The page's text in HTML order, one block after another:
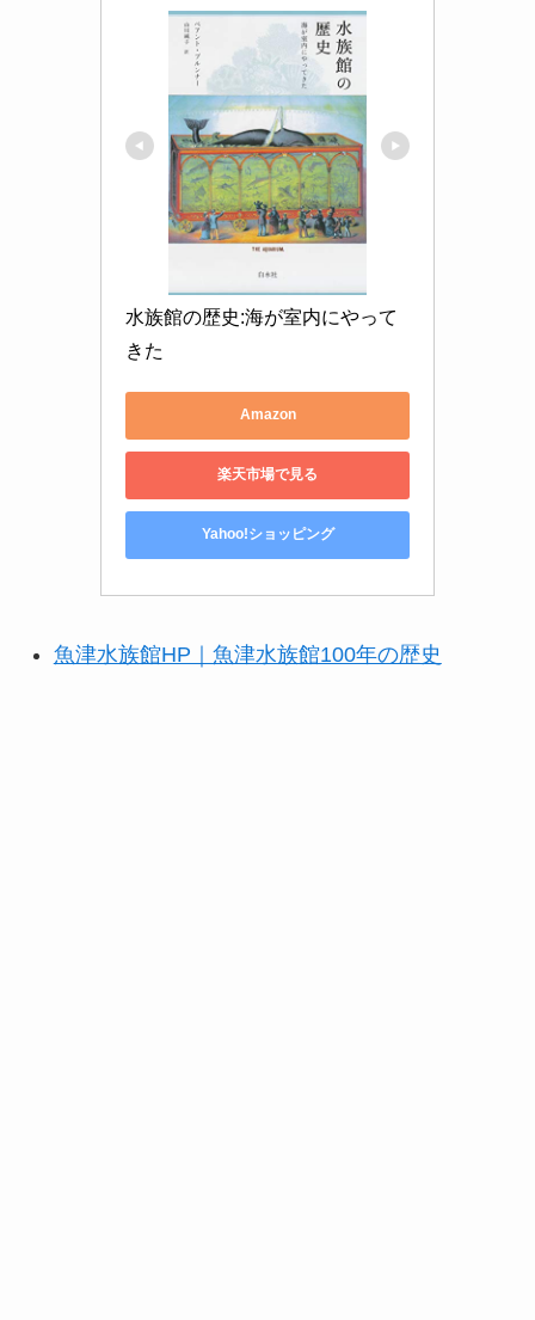
水族館の歴史:海が室内にやって
きた
Amazon
楽天市場で見る
Yahoo!ショッピング
魚津水族館HP｜魚津水族館100年の歴史